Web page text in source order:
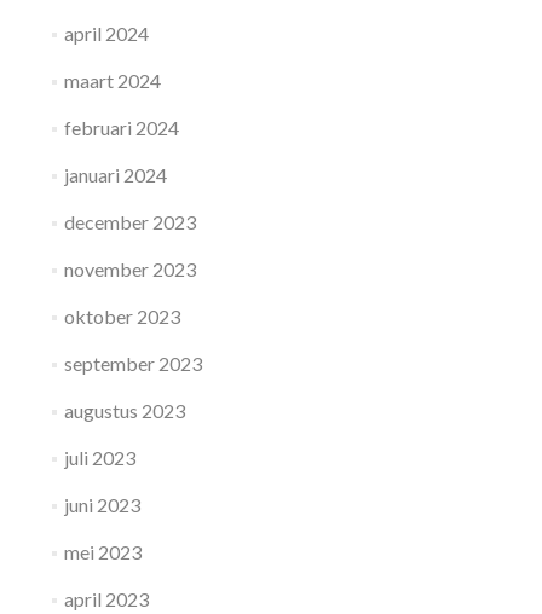
april 2024
maart 2024
februari 2024
januari 2024
december 2023
november 2023
oktober 2023
september 2023
augustus 2023
juli 2023
juni 2023
mei 2023
april 2023